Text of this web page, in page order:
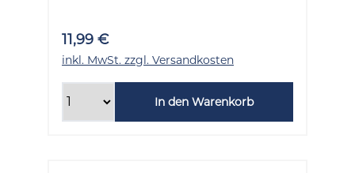
11,99 €
inkl. MwSt. zzgl. Versandkosten
In den Warenkorb